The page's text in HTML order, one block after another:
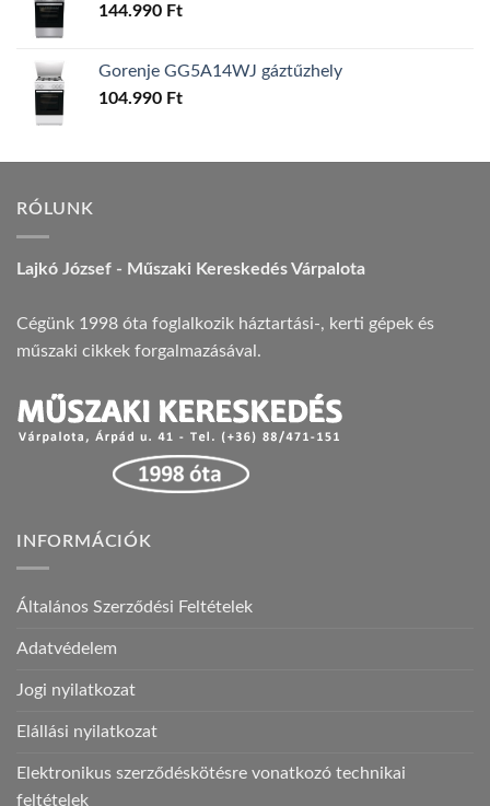
144.990 Ft
Gorenje GG5A14WJ gáztűzhely
104.990 Ft
RÓLUNK
Lajkó József - Műszaki Kereskedés Várpalota
Cégünk 1998 óta foglalkozik háztartási-, kerti gépek és
műszaki cikkek forgalmazásával.
INFORMÁCIÓK
Általános Szerződési Feltételek
Adatvédelem
Jogi nyilatkozat
Elállási nyilatkozat
Elektronikus szerződéskötésre vonatkozó technikai
feltételek